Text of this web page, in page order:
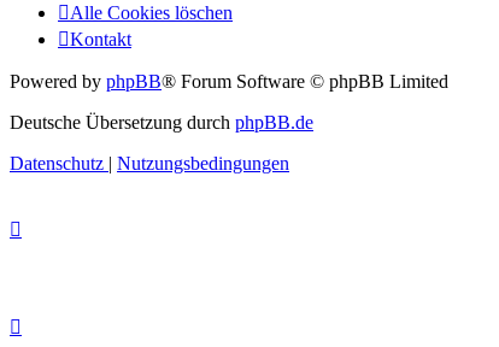
Alle Cookies löschen
Kontakt
Powered by phpBB® Forum Software © phpBB Limited
Deutsche Übersetzung durch phpBB.de
Datenschutz | Nutzungsbedingungen